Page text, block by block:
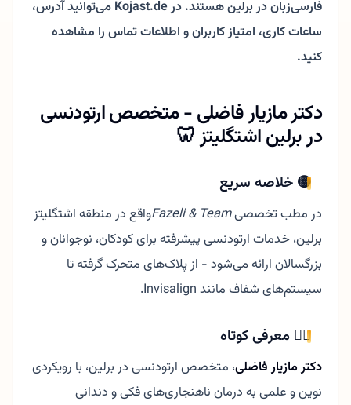
فارسی‌زبان در برلین هستند. در Kojast.de می‌توانید آدرس،
ساعات کاری، امتیاز کاربران و اطلاعات تماس را مشاهده
کنید.
دکتر مازیار فاضلی - متخصص ارتودنسی
در برلین اشتگلیتز 🦷
🟡 خلاصه سریع
در مطب تخصصیFazeli & Teamواقع در منطقه اشتگلیتز
برلین، خدمات ارتودنسی پیشرفته برای کودکان، نوجوانان و
بزرگسالان ارائه می‌شود - از پلاک‌های متحرک گرفته تا
سیستم‌های شفاف مانند Invisalign.
🧑‍⚕️ معرفی کوتاه
دکتر مازیار فاضلی، متخصص ارتودنسی در برلین، با رویکردی
نوین و علمی به درمان ناهنجاری‌های فکی و دندانی